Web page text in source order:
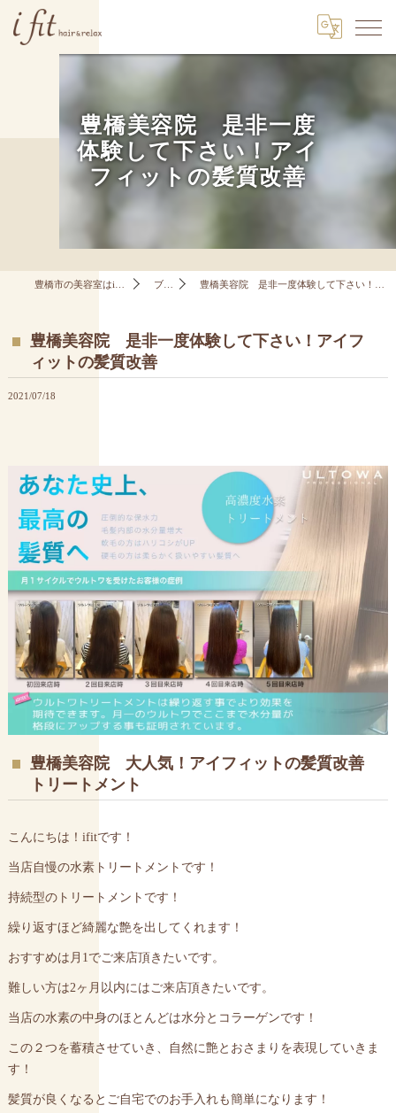
豊橋美容院 是非一度
体験して下さい！アイ
フィットの髪質改善
ブログ 豊橋美容院 是非一度体験して下さい！アイフィットの髪質改善
豊橋美容院 是非一度体験して下さい！アイフ
ィットの髪質改善
2021/07/18
豊橋美容院 大人気！アイフィットの髪質改善
トリートメント
こんにちは！ifitです！
当店自慢の水素トリートメントです！
持続型のトリートメントです！
繰り返すほど綺麗な艶を出してくれます！
おすすめは月1でご来店頂きたいです。
難しい方は2ヶ月以内にはご来店頂きたいです。
当店の水素の中身のほとんどは水分とコラーゲンです！
この２つを蓄積させていき、自然に艶とおさまりを表現していきま
す！
髪質が良くなるとご自宅でのお手入れも簡単になります！